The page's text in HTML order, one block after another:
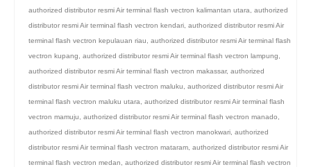
authorized distributor resmi Air terminal flash vectron kalimantan utara
authorized
distributor resmi Air terminal flash vectron kendari authorized distributor resmi Air
terminal flash vectron kepulauan riau
authorized distributor resmi Air terminal flash
vectron kupang
authorized distributor resmi Air terminal flash vectron lampung
authorized distributor resmi Air terminal flash vectron makassar, authorized
distributor resmi Air terminal flash vectron maluku
authorized distributor resmi Air
terminal flash vectron maluku utara
authorized distributor resmi Air terminal flash
vectron mamuju
authorized distributor resmi Air terminal flash vectron manado
authorized distributor resmi Air terminal flash vectron manokwari authorized
distributor resmi Air terminal flash vectron mataram authorized distributor resmi Air
terminal flash vectron medan
authorized distributor resmi Air terminal flash vectron